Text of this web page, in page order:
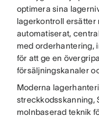
optimera sina
lagerkontroll ersätter
automatiserat,
med orderhantering,
för att ge en
försäljningskanaler
Moderna
streckkodsskanning,
molnbaserad teknik